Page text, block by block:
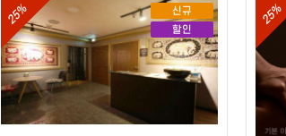
신규
할인
25% 25%